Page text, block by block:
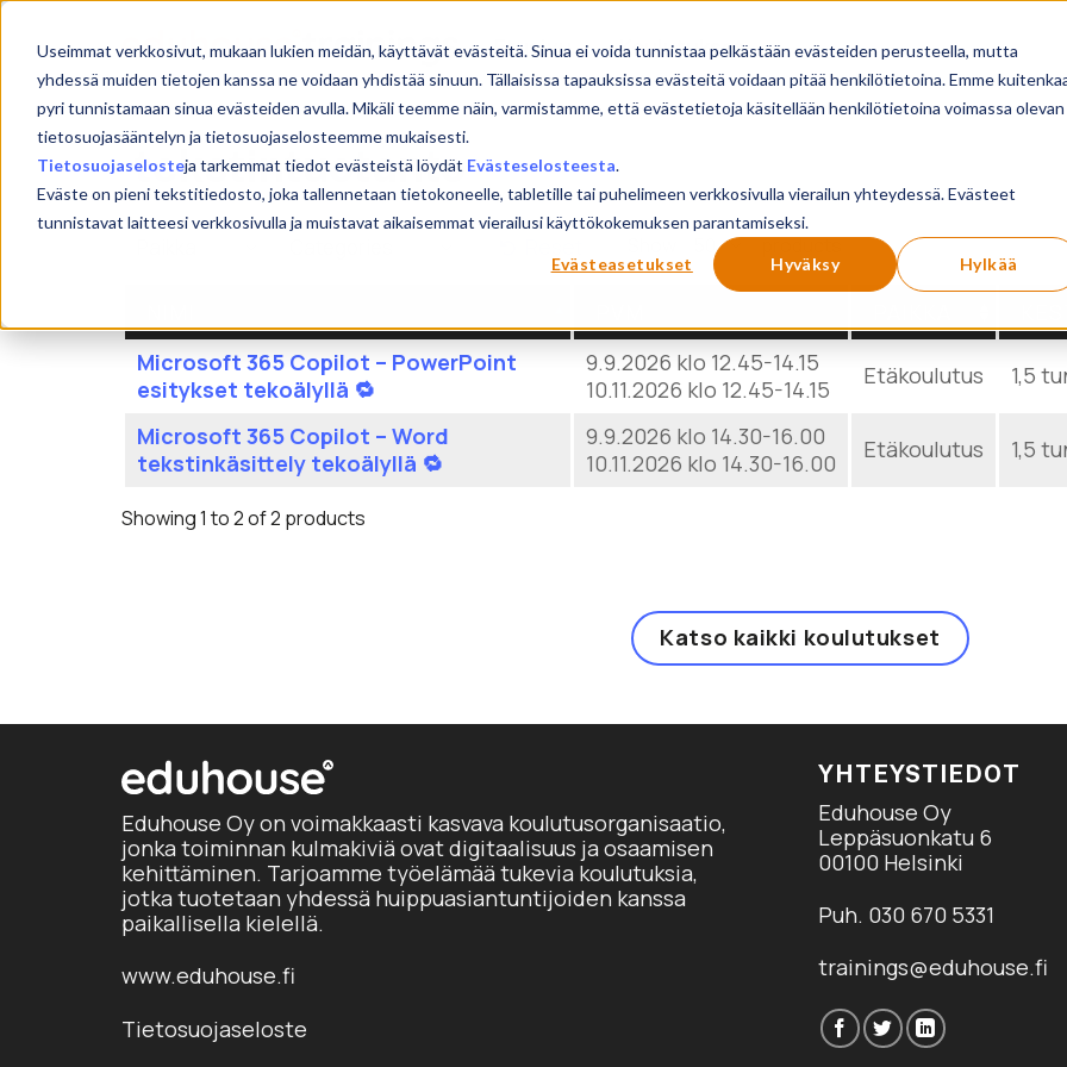
Useimmat verkkosivut, mukaan lukien meidän, käyttävät evästeitä. Sinua ei voida tunnistaa pelkästään evästeiden perusteella, mutta
yhdessä muiden tietojen kanssa ne voidaan yhdistää sinuun. Tällaisissa tapauksissa evästeitä voidaan pitää henkilötietoina. Emme
pyri tunnistamaan sinua evästeiden avulla. Mikäli teemme näin, varmistamme, että evästetietoja käsitellään henkilötietoina voimassa olevan
tietosuojasääntelyn ja tietosuojaselosteemme mukaisesti.
Tietosuojaselosteja tarkemmat tiedot evästeistä löydät Evästeselosteesta.
Eväste on pieni tekstitiedosto, joka tallennetaan tietokoneelle, tabletille tai puhelimeen verkkosivulla vierailun yhteydessä. Evästeet
tunnistavat laitteesi verkkosivulla ja muistavat aikaisemmat vierailusi käyttökokemuksen parantamiseksi.
Evästeasetukset Hyväksy Hylkää
Skip
content
Etusivu Koulutukset
tekstintuotanto
products
Microsoft 365 Copilot – PowerPoint
esitykset tekoälyllä 🔁
9.9.2026 klo 12.45-14.15
10.11.2026 klo 12.45-14.15
Etäkoulutus 1,5
Microsoft 365 Copilot – Word
tekstinkäsittely tekoälyllä 🔁
9.9.2026 klo 14.30-16.00
10.11.2026 klo 14.30-16.00
Etäkoulutus 1,5
Showing 1 to 2 of 2 products
Katso kaikki koulutukset
Eduhouse Oy on voimakkaasti kasvava koulutusorganisaatio,
jonka toiminnan kulmakiviä ovat digitaalisuus ja osaamisen
kehittäminen. Tarjoamme työelämää tukevia koulutuksia,
jotka tuotetaan yhdessä huippuasiantuntijoiden kanssa
paikallisella kielellä.
www.eduhouse.fi
Tietosuojaseloste
YHTEYSTIEDOT
Eduhouse Oy
Leppäsuonkatu 6
00100 Helsinki
Puh. 030 670 5331
trainings@eduhouse.fi